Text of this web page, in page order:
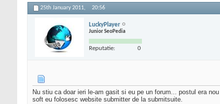
25th January 2011, 20:56
LuckyPlayer
Junior SeoPedia
Reputatie: 0
Nu stiu ca doar ieri le-am gasit si eu pe un forum... postul era
soft eu folosesc website submitter de la submitsuite.